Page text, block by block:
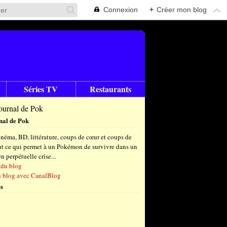
Connexion + Créer mon blog
Séries TV Restaurants
PERDUE
de Pok
BD, littérature, coups de cœur et coups de
ce qui permet à un Pokémon de survivre dans un
perpétuelle crise...
blog
blog avec CanalBlog